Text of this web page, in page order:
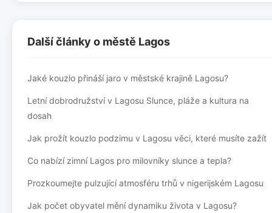
Další články o městě Lagos
Jaké kouzlo přináší jaro v městské krajině Lagosu?
Letní dobrodružství v Lagosu Slunce, pláže a kultura na
dosah
Jak prožít kouzlo podzimu v Lagosu věci, které musíte zažít
Co nabízí zimní Lagos pro milovníky slunce a tepla?
Prozkoumejte pulzující atmosféru trhů v nigerijském Lagosu
Jak počet obyvatel mění dynamiku života v Lagosu?